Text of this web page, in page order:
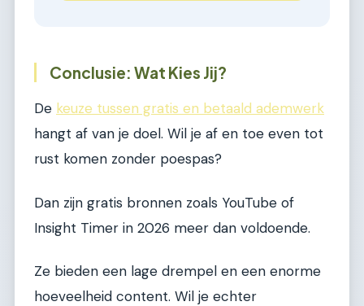
Conclusie: Wat Kies Jij?
De keuze tussen gratis en betaald ademwerk
hangt af van je doel. Wil je af en toe even tot
rust komen zonder poespas?
Dan zijn gratis bronnen zoals YouTube of
Insight Timer in 2026 meer dan voldoende.
Ze bieden een lage drempel en een enorme
hoeveelheid content. Wil je echter